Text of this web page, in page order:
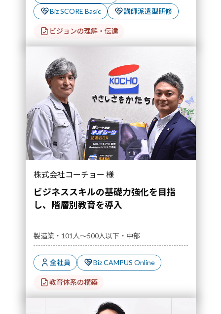
Biz SCORE Basic
講師派遣型研修
ビジョンの理解・伝達
株式会社コーチョー 様
ビジネススキルの基礎力強化を目指
し、階層別教育を導入
製造業・101人～500人以下・中部
全社員 Biz CAMPUS Online
教育体系の構築